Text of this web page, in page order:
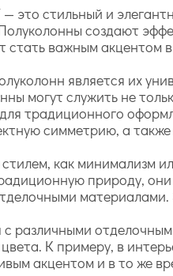
стильный и
создают
стать важным акцентом
является их
могут служить не
традиционного
симметрию, а
как минимализм
природу,
различными
К примеру, в
акцентом и в то же